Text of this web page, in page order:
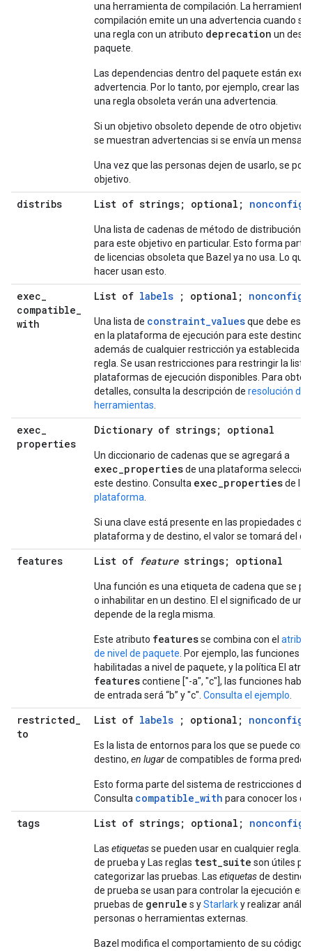
una herramienta de compilación. La herramienta
compilación emite un una advertencia cuando se
una regla con un atributo deprecation un
paquete.
Las dependencias dentro del paquete están
advertencia. Por lo tanto, por ejemplo, crear las
una regla obsoleta verán una advertencia.
Si un objetivo obsoleto depende de otro objetivo
se muestran advertencias si se envía un mensaje
Una vez que las personas dejen de usarlo, se
objetivo.
distribs List of strings; optional;
Una lista de cadenas de método de distribución
para este objetivo en particular. Esto forma parte
de licencias obsoleta que Bazel ya no usa. Lo que
hacer usan esto.
exec_
compatible_
with
List of labels ; optional;
Una lista de constraint_valuesque debe
en la plataforma de ejecución para este destino.
además de cualquier restricción ya establecida
regla. Se usan restricciones para restringir la lista
plataformas de ejecución disponibles. Para
detalles, consulta la descripción de resolución de
herramientas
exec_
properties
Dictionary of strings; optional
Un diccionario de cadenas que se agregará a
exec_propertiesde una plataforma
este destino. Consulta exec_propertiesde la
plataforma
Si una clave está presente en las propiedades de
plataforma y de destino, el valor se tomará del
features List of featurestrings; optional
Una función es una etiqueta de cadena que se
o inhabilitar en un destino. El el significado de un
depende de la regla misma.
Este atributo featuresse combina con el
de nivel de paquete . Por ejemplo, las funciones
habilitadas a nivel de paquete, y la política El
featurescontiene ["-a", "c"], las funciones
de entrada será “b” y "c". Consulta el ejemplo
restricted_
to
List of labels ; optional;
Es la lista de entornos para los que se puede
destino, en lugarde compatibles de forma
Esto forma parte del sistema de restricciones de
Consulta compatible_with para conocer los
tags List of strings; optional;
Las etiquetasse pueden usar en cualquier regla.
de prueba y Las reglas test_suite son útiles
categorizar las pruebas. Las etiquetasde destinos
de prueba se usan para controlar la ejecución en
pruebas de genrule s yStarlarky realizar
personas o herramientas externas.
Bazel modifica el comportamiento de su código